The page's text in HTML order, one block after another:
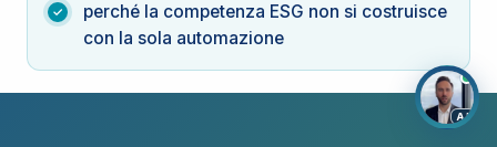
perché la competenza ESG non si costruisce
con la sola automazione
AI